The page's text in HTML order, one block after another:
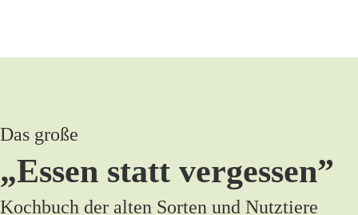
Das große
„Essen statt vergessen”
Kochbuch der alten Sorten und Nutztiere